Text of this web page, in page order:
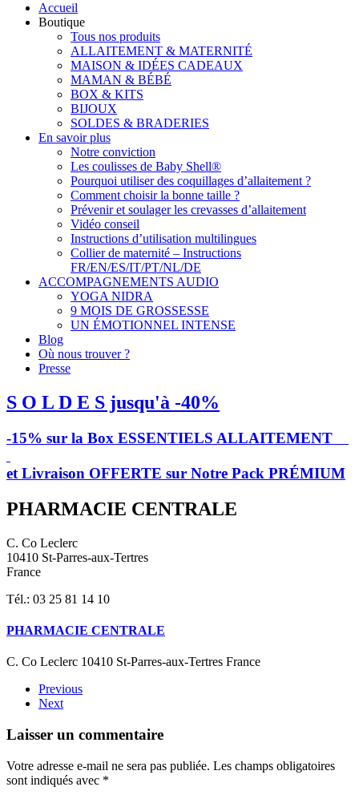
Accueil
Boutique
Tous nos produits
ALLAITEMENT & MATERNITÉ
MAISON & IDÉES CADEAUX
MAMAN & BÉBÉ
BOX & KITS
BIJOUX
SOLDES & BRADERIES
En savoir plus
Notre conviction
Les coulisses de Baby Shell®
Pourquoi utiliser des coquillages d’allaitement ?
Comment choisir la bonne taille ?
Prévenir et soulager les crevasses d’allaitement
Vidéo conseil
Instructions d’utilisation multilingues
Collier de maternité – Instructions
FR/EN/ES/IT/PT/NL/DE
ACCOMPAGNEMENTS AUDIO
YOGA NIDRA
9 MOIS DE GROSSESSE
UN ÉMOTIONNEL INTENSE
Blog
Où nous trouver ?
Presse
S O L D E S jusqu'à -40%
-15% sur la Box ESSENTIELS ALLAITEMENT
et Livraison OFFERTE sur Notre Pack PRÉMIUM
PHARMACIE CENTRALE
C. Co Leclerc
10410 St-Parres-aux-Tertres
France
Tél.: 03 25 81 14 10
PHARMACIE CENTRALE
C. Co Leclerc 10410 St-Parres-aux-Tertres France
Previous
Next
Laisser un commentaire
Votre adresse e-mail ne sera pas publiée. Les champs obligatoires
sont indiqués avec *